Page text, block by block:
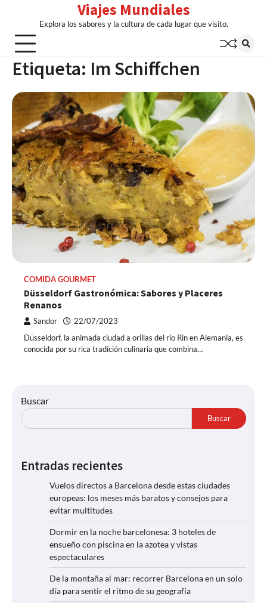
content
Viajes Mundiales
Explora los sabores y la cultura de cada lugar que visito.
Etiqueta: Im Schiffchen
COMIDA GOURMET
Düsseldorf Gastronómica: Sabores y Placeres
Renanos
Sandor 22/07/2023
Düsseldorf, la animada ciudad a orillas del río Rin en Alemania, es
conocida por su rica tradición culinaria que combina…
Buscar
Buscar
Entradas recientes
Vuelos directos a Barcelona desde estas ciudades
europeas: los meses más baratos y consejos para
evitar multitudes
Dormir en la noche barcelonesa: 3 hoteles de
ensueño con piscina en la azotea y vistas
espectaculares
De la montaña al mar: recorrer Barcelona en un solo
día para sentir el ritmo de su geografía